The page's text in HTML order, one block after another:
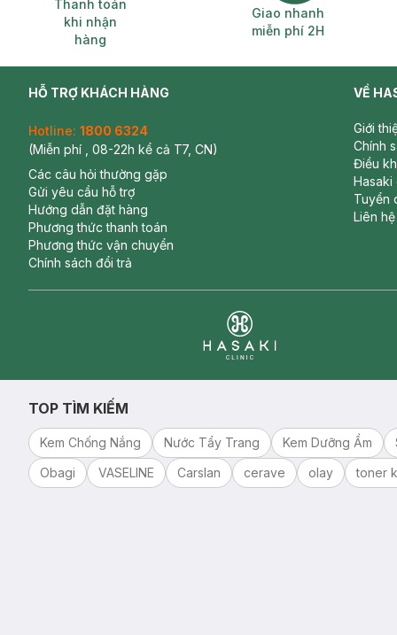
Thanh toán
khi nhận
hàng
Giao nhanh
miễn phí 2H
HỖ TRỢ KHÁCH HÀNG
Hotline: 1800 6324
(Miễn phí , 08-22h kể cả T7, CN)
Các câu hỏi thường gặp
Gửi yêu cầu hỗ trợ
Hướng dẫn đặt hàng
Phương thức thanh toán
Phương thức vận chuyển
Chính sách đổi trả
VỀ
Giới
Chính
Điều
Hasaki
Tuyển
Liên hệ
TOP TÌM KIẾM
Kem Chống Nắng Nước Tẩy Trang Kem Dưỡng Ẩm
Obagi
VASELINE Carslan cerave olay toner